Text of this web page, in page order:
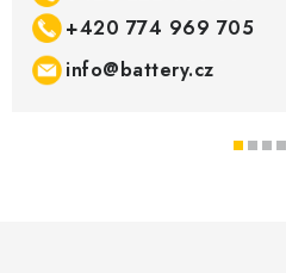
+420 774 969 705
info@battery.cz